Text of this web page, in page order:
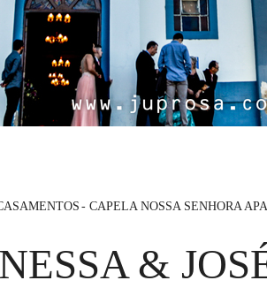
CAPELA NOSSA SENHORA
&